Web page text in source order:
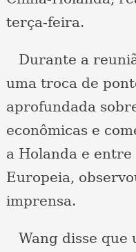
terça-feira.
Durante a
uma troca de
aprofundada
econômicas e
a Holanda e
Europeia,
imprensa.
Wang disse que